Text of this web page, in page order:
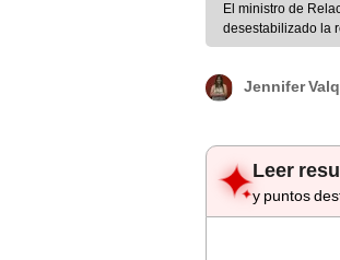
El ministro de
desestabilizado la
Composición LR
Jennifer
Leer
y puntos